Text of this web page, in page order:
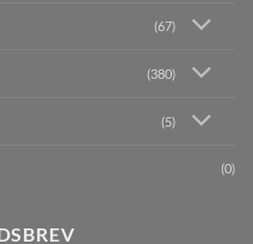
(67)
(380)
(5)
(0)